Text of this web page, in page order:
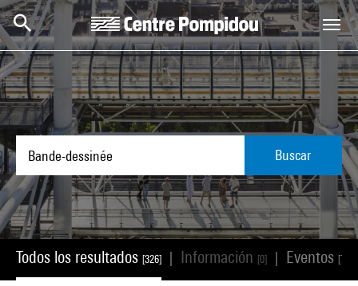
Skip to main content
Centre Pompidou
Buscar
Todos los resultados [326] Información [0] Eventos [77]